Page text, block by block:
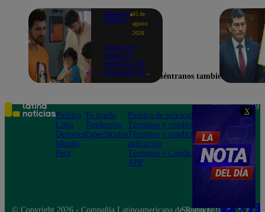
X
Valentina
Valiente
05 de
agosto
2026
Valentina
Valiente
capítulo 108:
¡Alejandro le
estará para
ellos, pase lo
que pase con
Valentina!
Encuéntranos también en
Política
Lima
Deportes
Mundo
Perú
Te ayudo
Tendencias
Espectáculos
Política de privacidad
Términos y condiciones
Términos y condiciones
aplicación
Términos y Condiciones
APP
Teléfono: 219
Av. San
Felipe 968
Jesús María
© Copyright 2026 - Compañía Latinoamericana de Radio Difusión S.A.
Síguenos